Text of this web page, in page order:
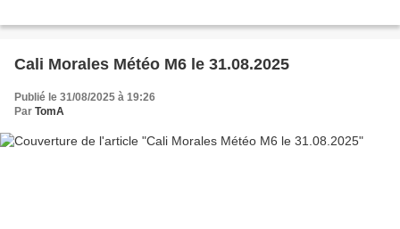
Cali Morales Météo M6 le 31.08.2025
Publié le 31/08/2025 à 19:26
Par TomA